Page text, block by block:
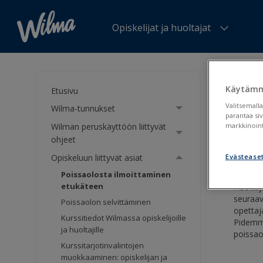
Opiskelijat ja huoltajat
Etusivu
Wilma-tunnukset
Wilman peruskäyttöön liittyvät
ohjeet
Opiskeluun liittyvät asiat
Poissaolosta ilmoittaminen
etukäteen
Poissaolon selvittäminen
Kurssitiedot Wilmassa opiskelijoille
ja huoltajille
Kurssitarjotinvalintojen
muokkaaminen: opiskelijan ja
parantaa